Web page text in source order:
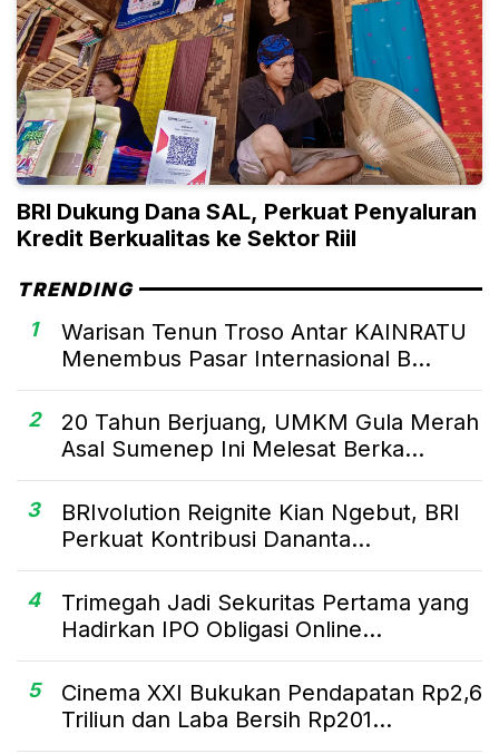
BRI Dukung Dana SAL, Perkuat Penyaluran
Kredit Berkualitas ke Sektor Riil
TRENDING
1
Warisan Tenun Troso Antar KAINRATU
Menembus Pasar Internasional B...
2
20 Tahun Berjuang, UMKM Gula Merah
Asal Sumenep Ini Melesat Berka...
3
BRIvolution Reignite Kian Ngebut, BRI
Perkuat Kontribusi Dananta...
4
Trimegah Jadi Sekuritas Pertama yang
Hadirkan IPO Obligasi Online...
5
Cinema XXI Bukukan Pendapatan Rp2,6
Triliun dan Laba Bersih Rp201...